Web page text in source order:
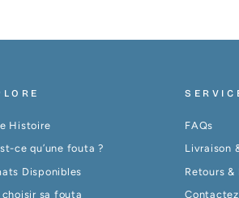
Histoire
ce qu’une fouta ?
Disponibles
choisir sa fouta
FAQs
Livraison
Retours &